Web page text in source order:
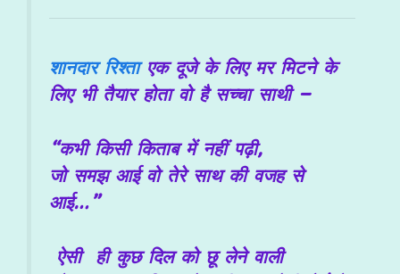
शानदार रिश्ताएक दूजे के लिए मर मिटने के
लिए भी तैयार होता वो है सच्चा साथी –
“कभी किसी किताब में नहीं पढ़ी,
जो समझ आई वो तेरे साथ की वजह से
आई…”
ऐसी ही कुछ दिल को छू लेने वाली